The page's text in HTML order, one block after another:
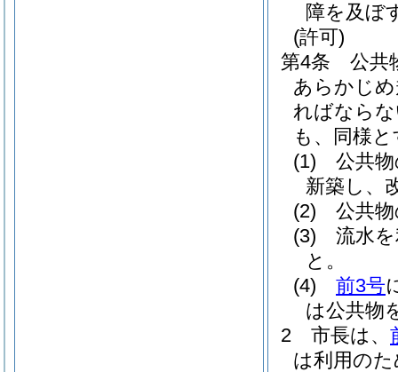
障を及ぼ
(許可)
第4条
公共
あらかじ
ればなら
も、同様
(1)
公共
新築し、
(2)
公共
(3)
流水
と。
(4)
前3号
は公共物
2
市長は、
は利用の